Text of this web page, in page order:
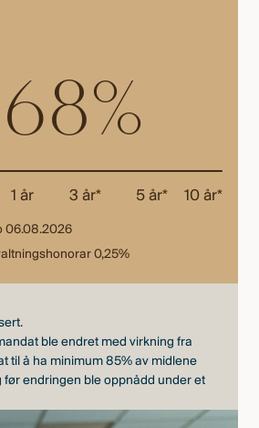
1 år 3 år* 5 år* 10 år*
06.08.2026
0,25%
ble endret med virkning fra
til å ha minimum 85% av midlene
endringen ble oppnådd under et